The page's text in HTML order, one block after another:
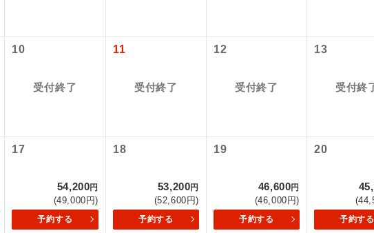
10
受付終了
11
受付終了
12
受付終了
13
受付終
17
54,200円
(49,000円)
予約する
18
53,200円
(52,600円)
予約する
19
46,600円
(46,000円)
予約する
20
予約する
航空会社が設定する「個人包括旅行運賃」を利用したツアーです。
以下の注意事項をあらかじめご了承いただきますようお願いいたします
お支払いについて
お支払いは、クレジットカード決済のみとなります。
お申し込みの最後にクレジットカード決済をしていただき、決済手続
添乗員同行
往路出発空港（駅）から復路到着空港（
現地到着空港（駅）から最終日出発空
バスガイド乗務 バスガイドが乗務し、車内での観光案
世界遺産
ユネスコに登録されている文化遺産や
スです。